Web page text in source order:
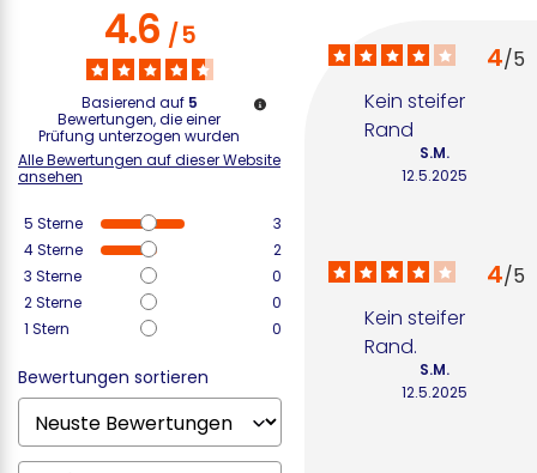
4.6/5
Basierend auf 5
Bewertungen, die einer
Prüfung unterzogen wurden
Alle Bewertungen auf dieser Website
ansehen
5 Sterne
3
4Sterne
2
3 Sterne
0
2Sterne
0
1 Stern 0
Bewertungen sortieren
4/5
Kein steifer
Rand
12.5.2025
S.M.
4/5
Kein steifer
Rand.
12.5.2025
S.M.